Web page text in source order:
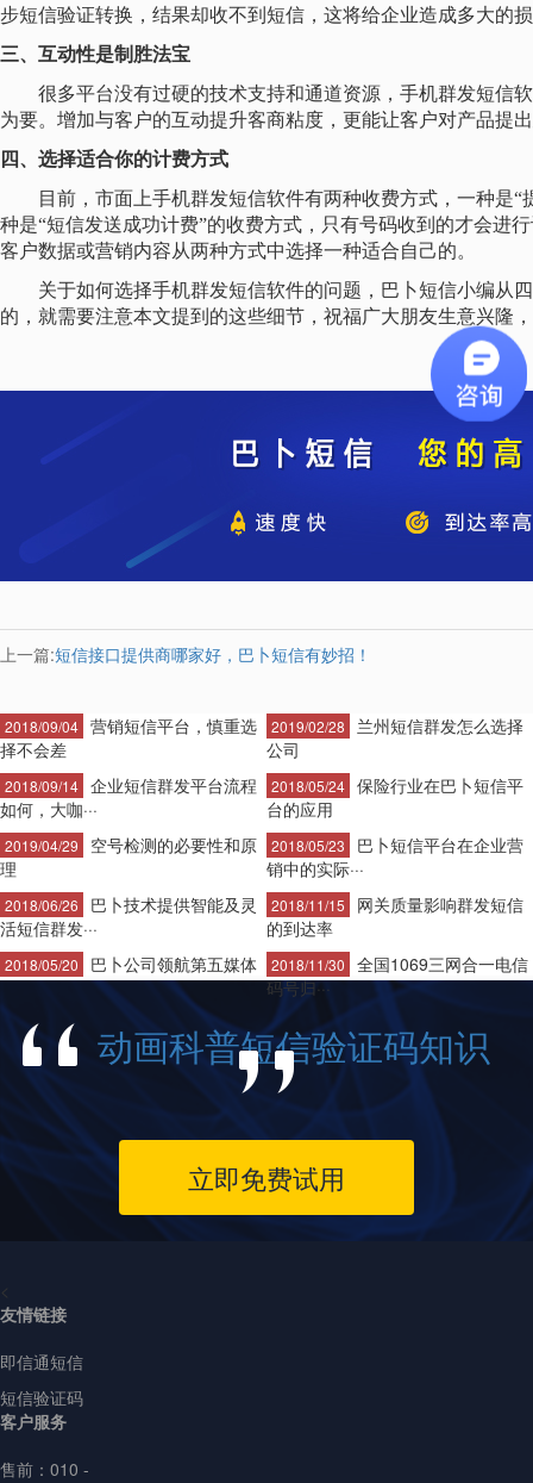
步短信验证转换，结果却收不到短信，这将给企业造成多大的
三、互动性是制胜法宝
很多平台没有过硬的技术支持和通道资源，手机群发短信
为要。增加与客户的互动提升客商粘度，更能让客户对产品提
四、 选择适合你的计费方式
目前，市面上手机群发短信软件有两种收费方式，一种是“
种是“短信发送成功计费”的收费方式，只有号码收到的才会进
客户数据或营销内容从两种方式中选择一种适合自己的。
关于如何选择手机群发短信软件的问题，巴卜短信小编从
的，就需要注意本文提到的这些细节，祝福广大朋友生意兴隆
上一篇:短信接口提供商哪家好，巴卜短信有妙招！
2018/09/04 营销短信平台，慎重选
择不会差
2018/09/14 企业短信群发平台流程
如何，大咖···
2019/04/29
空号检测的必要性和原
理
2018/06/26
巴卜技术提供智能及灵
活短信群发···
2018/05/20 巴卜公司领航第五媒体
2019/02/28
兰州短信群发怎么选择
公司
2018/05/24 保险行业在巴卜短信平
台的应用
2018/05/23
巴卜短信平台在企业营
销中的实际···
2018/11/15
网关质量影响群发短信
的到达率
2018/11/30
全国1069三网合一电信
码号归···
动画科普短信验证码知识
立即免费试用
<
友情链接
即信通短信
短信验证码
客户服务
售前： 010 -